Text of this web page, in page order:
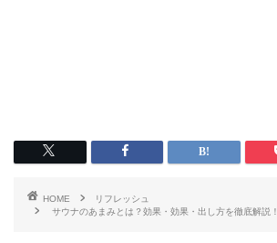
HOME
リフレッシュ
サウナのあまみとは？効果・効果・出し方を徹底解説！